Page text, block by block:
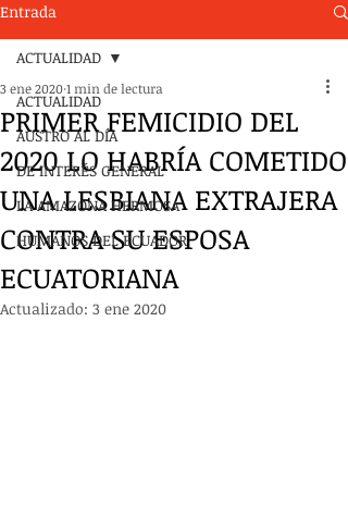
Entrada
ACTUALIDAD
AUSTRO AL DÍA
DE INTERÉS GENERAL
LA AMAZONA HERMOSA
HUMANOS DEL ECUADOR
ACTUALIDAD
PRIMER FEMICIDIO DEL
2020 LO HABRÍA COMETIDO
UNA LESBIANA EXTRAJERA
CONTRA SU ESPOSA
ECUATORIANA
3 ene 20201 min de lectura
Actualizado: 3 ene 2020